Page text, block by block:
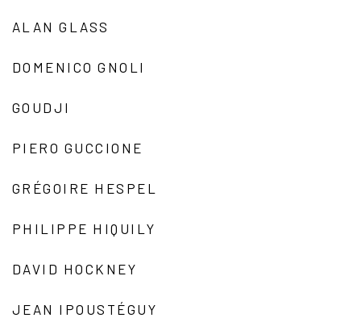
ALAN GLASS
DOMENICO GNOLI
GOUDJI
PIERO GUCCIONE
GRÉGOIRE HESPEL
PHILIPPE HIQUILY
DAVID HOCKNEY
JEAN IPOUSTÉGUY